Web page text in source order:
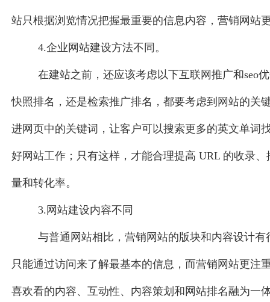
站只根据浏览情况把握最重要的信息内容，营销网站
4.企业网站建设方法不同。
在建站之前，还应该考虑以下互联网推广和seo
快照排名，还是检索推广排名，都要考虑到网站的关
进网页中的关键词，让客户可以搜索更多的英文单词
好网站工作；只有这样，才能合理提高 URL 的收录
量和转化率。
3.网站建设内容不同
与普通网站相比，营销网站的版块和内容设计
只能通过访问来了解最基本的信息，而营销网站更注
喜欢看的内容、互动性、内容策划和网站排名融为一